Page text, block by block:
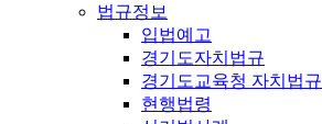
법규정보
입법예고
경기도자치법규
경기도교육청 자치법규
현행법령